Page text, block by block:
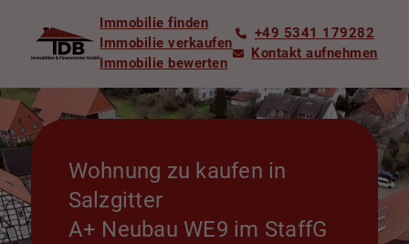
Immobilie finden
Immobilie verkaufen
Immobilie bewerten
+49 5341 179282
Kontakt aufnehmen
Wohnung zu kaufen in
Salzgitter
A+ Neubau WE9 im StaffG